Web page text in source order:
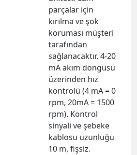
parçalar için
kırılma ve şok
koruması müşteri
tarafından
sağlanacaktır. 4-20
mA akım döngüsü
üzerinden hız
kontrolü (4 mA = 0
rpm, 20mA = 1500
rpm). Kontrol
sinyali ve şebeke
kablosu uzunluğu
10 m, fişsiz.